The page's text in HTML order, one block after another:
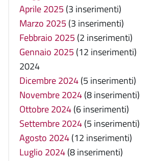
Aprile 2025 (3 inserimenti)
Marzo 2025 (3 inserimenti)
Febbraio 2025 (2 inserimenti)
Gennaio 2025 (12 inserimenti)
2024
Dicembre 2024(5 inserimenti)
Novembre 2024(8 inserimenti)
Ottobre 2024(6 inserimenti)
Settembre 2024(5 inserimenti)
Agosto 2024(12 inserimenti)
Luglio 2024(8 inserimenti)